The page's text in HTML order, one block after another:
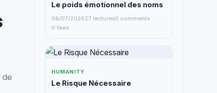
de
Le poids émotionnel des noms
06/07/202627 lectures0 comments
0 likes
HUMANITY
Le Risque Nécessaire